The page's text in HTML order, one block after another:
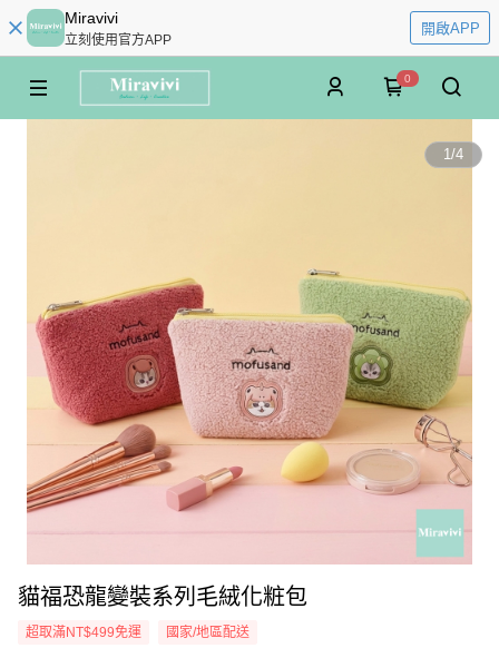
Miravivi
立刻使用官方APP
開啟APP
0
1/4
貓福恐龍變裝系列毛絨化粧包
超取滿NT$499免運 國家/地區配送